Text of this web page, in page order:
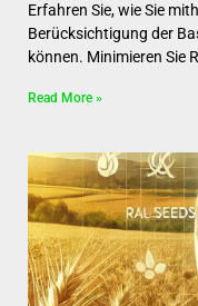
Erfahren Sie, wie Sie
Berücksichtigung der
können. Minimieren Sie
Read More »